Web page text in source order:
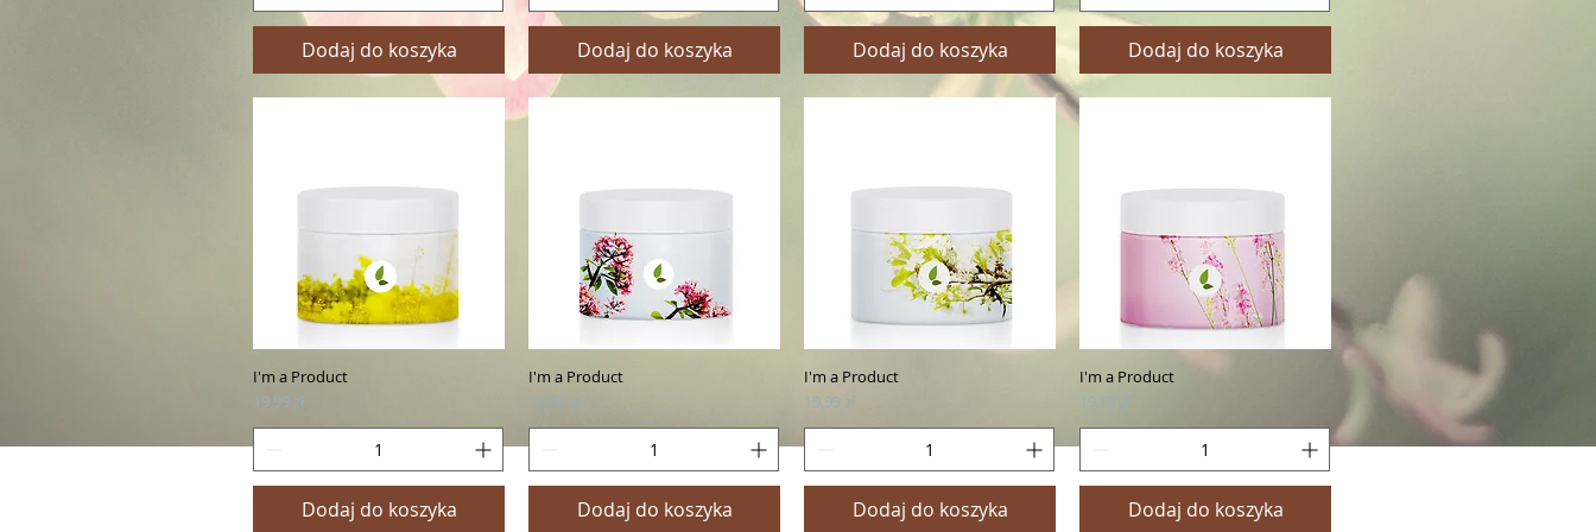
Dodaj do koszyka Dodaj do koszyka Dodaj do koszyka Dodaj do koszyka
Podgląd
I'm a Product
Cena
19,99 zł
Dodaj do koszyka
Podgląd
I'm a Product
Cena
19,99 zł
Dodaj do koszyka
Podgląd
I'm a Product
Cena
19,99 zł
Dodaj do koszyka
Podgląd
I'm a Product
Cena
19,99 zł
Dodaj do koszyka